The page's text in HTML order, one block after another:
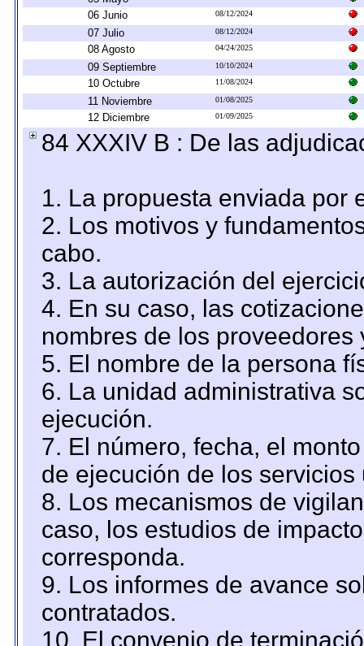
06 Junio 08/12/2024
07 Julio 08/12/2024
08 Agosto 04/24/2025
09 Septiembre 10/10/2024
10 Octubre 11/08/2024
11 Noviembre 01/08/2025
12 Diciembre 01/09/2025
84 XXXIV B : De las
1. La propuesta enviada por
2. Los motivos y
cabo.
3. La autorización del
4. En su caso, las
nombres de los proveedores
5. El nombre de la persona
6. La unidad administrativa
ejecución.
7. El número, fecha, el
de ejecución de los servicios
8. Los mecanismos de
caso, los estudios de
corresponda.
9. Los informes de avance
contratados.
10. El convenio de